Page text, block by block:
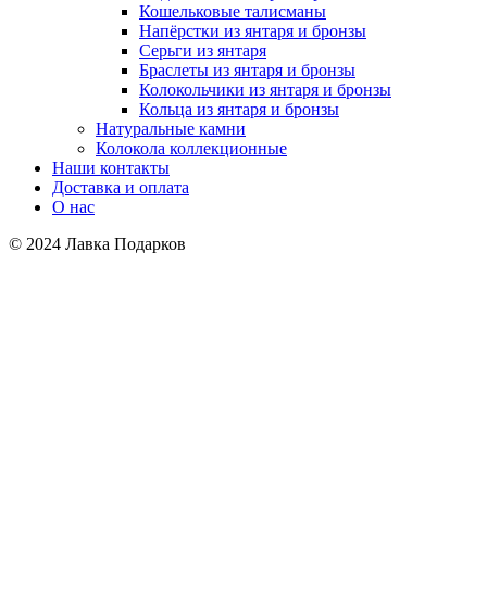
Кошельковые талисманы
Напёрстки из янтаря и бронзы
Серьги из янтаря
Браслеты из янтаря и бронзы
Колокольчики из янтаря и бронзы
Кольца из янтаря и бронзы
Натуральные камни
Колокола коллекционные
Наши контакты
Доставка и оплата
О нас
© 2024 Лавка Подарков